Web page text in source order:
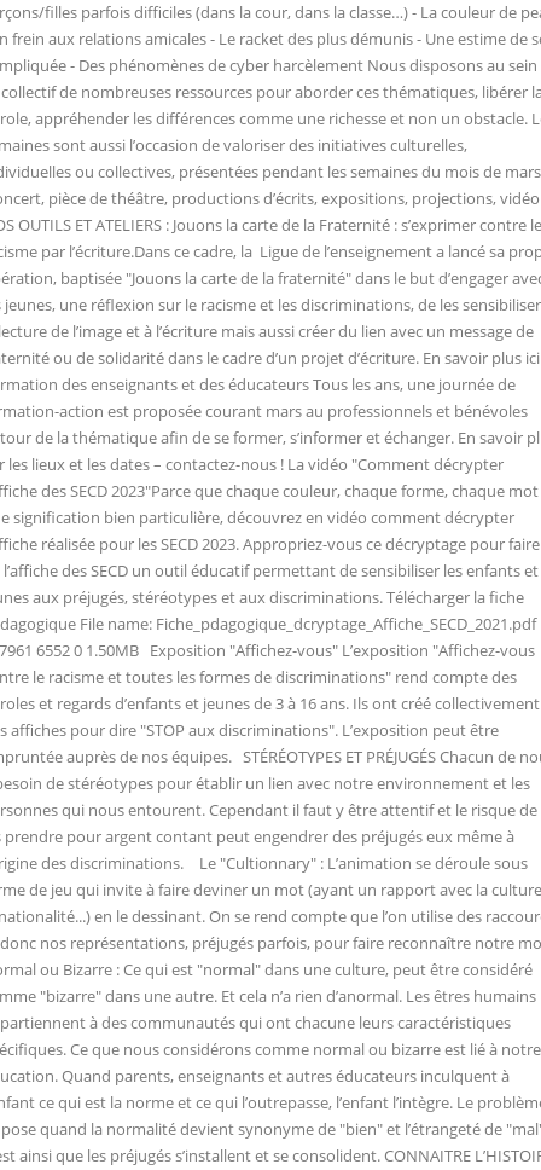
filles parfois difficiles (dans la cour, dans la classe…) - La couleur de
frein aux relations amicales - Le racket des plus démunis - Une estime de
- Des phénomènes de cyber harcèlement Nous disposons au sein
de nombreuses ressources pour aborder ces thématiques, libérer
appréhender les différences comme une richesse et non un obstacle.
sont aussi l’occasion de valoriser des initiatives culturelles,
ou collectives, présentées pendant les semaines du mois de mars
pièce de théâtre, productions d’écrits, expositions, projections,
OUTILS ET ATELIERS : Jouons la carte de la Fraternité : s’exprimer contre le
par l’écriture.Dans ce cadre, la Ligue de l’enseignement a lancé sa
baptisée "Jouons la carte de la fraternité" dans le but d’engager
jeunes, une réflexion sur le racisme et les discriminations, de les
de l’image et à l’écriture mais aussi créer du lien avec un message de
ou de solidarité dans le cadre d’un projet d’écriture. En savoir plus ici
des enseignants et des éducateurs Tous les ans, une journée de
action est proposée courant mars au professionnels et bénévoles
de la thématique afin de se former, s’informer et échanger. En savoir
les lieux et les dates – contactez-nous ! La vidéo "Comment décrypter
des SECD 2023"Parce que chaque couleur, chaque forme, chaque mot
signification bien particulière, découvrez en vidéo comment décrypter
réalisée pour les SECD 2023. Appropriez-vous ce décryptage pour faire
l’affiche des SECD un outil éducatif permettant de sensibiliser les enfants et
aux préjugés, stéréotypes et aux discriminations. Télécharger la fiche
File name: Fiche_pdagogique_dcryptage_Affiche_SECD_2021.pdf
6552 0 1.50MB Exposition "Affichez-vous" L’exposition "Affichez-vous
le racisme et toutes les formes de discriminations" rend compte des
et regards d’enfants et jeunes de 3 à 16 ans. Ils ont créé collectivement
affiches pour dire "STOP aux discriminations". L’exposition peut être
auprès de nos équipes. STÉRÉOTYPES ET PRÉJUGÉS Chacun de
de stéréotypes pour établir un lien avec notre environnement et les
qui nous entourent. Cependant il faut y être attentif et le risque de
prendre pour argent contant peut engendrer des préjugés eux même à
des discriminations. Le "Cultionnary" : L’animation se déroule sous
de jeu qui invite à faire deviner un mot (ayant un rapport avec la
en le dessinant. On se rend compte que l’on utilise des
nos représentations, préjugés parfois, pour faire reconnaître notre
ou Bizarre : Ce qui est "normal" dans une culture, peut être considéré
"bizarre" dans une autre. Et cela n’a rien d’anormal. Les êtres humains
à des communautés qui ont chacune leurs caractéristiques
Ce que nous considérons comme normal ou bizarre est lié à notre
Quand parents, enseignants et autres éducateurs inculquent à
ce qui est la norme et ce qui l’outrepasse, l’enfant l’intègre. Le
quand la normalité devient synonyme de "bien" et l’étrangeté de
ainsi que les préjugés s’installent et se consolident. CONNAITRE